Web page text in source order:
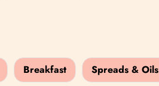
Breakfast Spreads & Oils